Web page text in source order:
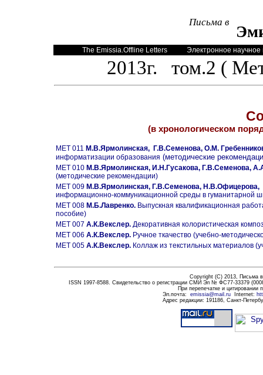
Письма в
The Emissia.Offline Letters Электронное научное
2013г. том.2 (
(в хронологическом
MET 011 М.В.Ярмолинская, Г.В.Семенова, О.М.
информатизации образования (методические
MET 010 М.В.Ярмолинская, И.Н.Гусакова, Г.В.Семенова,
(методические рекомендации)
MET 009 М.В.Ярмолинская, Г.В.Семенова, Н.В.Офицерова,
информационно-коммуникационной среды в гуманитарной
MET 008 М.Б.Лавренко. Выпускная квалификационная
пособие)
MET 007 А.К.Векслер. Декоративная колористическая
MET 006 А.К.Векслер. Ручное ткачество (учебно-
MET 005 А.К.Векслер. Коллаж из текстильных материалов (у
Copyright (C) 2013, Письма
ISSN 1997-8588. Свидетельство о регистрации СМИ Эл № ФС77-33379
При перепечатке и
Эл.почта: emissia@mail.ru Internet:
Адрес редакции: 191186, Санкт-